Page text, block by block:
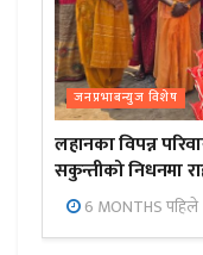
जनप्रभाबन्युज विशेष
लहानका विपन्न
सकुन्तीको निधनमा
6 MONTHS पहिले